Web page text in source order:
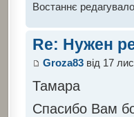
Востаннє
Re: Нужен
Groza83від 17
Тамара
Спасибо Вам